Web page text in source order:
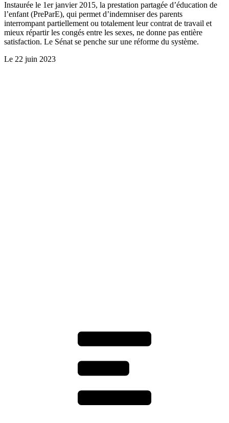
Instaurée le 1er janvier 2015, la prestation partagée d’éducation de
l’enfant (PreParE), qui permet d’indemniser des parents
interrompant partiellement ou totalement leur contrat de travail et
mieux répartir les congés entre les sexes, ne donne pas entière
satisfaction. Le Sénat se penche sur une réforme du système.
Le 22 juin 2023